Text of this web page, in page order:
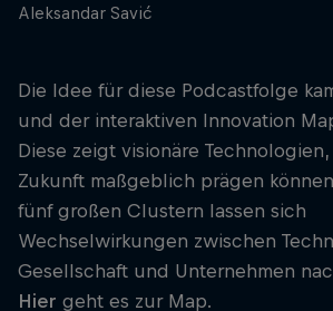
Aleksandar Savić
Die Idee für diese Podcastfolge
und der interaktiven Innovation
Diese zeigt visionäre
Zukunft maßgeblich prägen
fünf großen Clustern lassen sich
Wechselwirkungen zwischen
Gesellschaft und Unternehmen
Hier geht es zur Map.